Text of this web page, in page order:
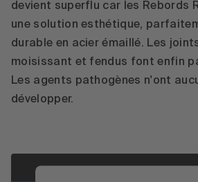
powered by
Management
devient superflu car les Rebords
une solution esthétique,
durable en acier émaillé. Les
moisissant et fendus font enfin
Les agents pathogènes n'ont
développer.